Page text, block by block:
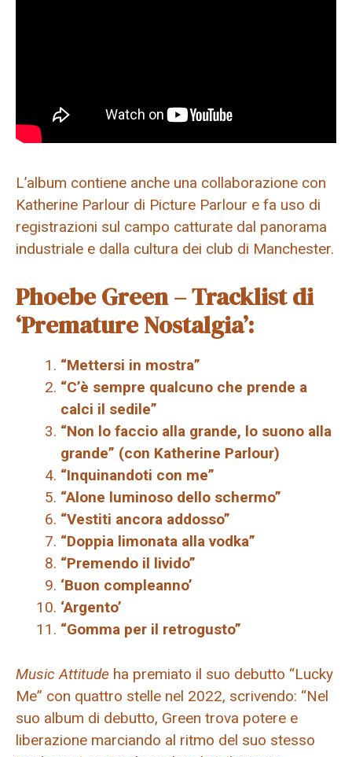
L’album contiene anche una collaborazione con
Katherine Parlour di Picture Parlour e fa uso di
registrazioni sul campo catturate dal panorama
industriale e dalla cultura dei club di Manchester.
Phoebe Green – Tracklist di
‘Premature Nostalgia’:
“Mettersi in mostra”
“C’è sempre qualcuno che prende a
calci il sedile”
“Non lo faccio alla grande, lo suono alla
grande” (con Katherine Parlour)
“Inquinandoti con me”
“Alone luminoso dello schermo”
“Vestiti ancora addosso”
“Doppia limonata alla vodka”
“Premendo il livido”
‘Buon compleanno’
‘Argento’
“Gomma per il retrogusto”
Music Attitude ha premiato il suo debutto “Lucky
Me” con quattro stelle nel 2022, scrivendo: “Nel
suo album di debutto, Green trova potere e
liberazione marciando al ritmo del suo stesso